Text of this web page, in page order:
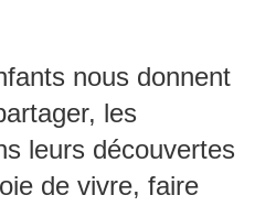
nous donnent
les
leurs découvertes
de vivre, faire